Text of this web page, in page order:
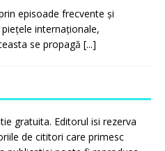
episoade frecvente și
internaționale,
se propagă [...]
gratuita. Editorul isi rezerva
de cititori care primesc